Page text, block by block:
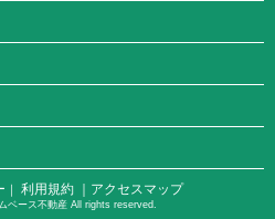
｜ 利用規約 ｜アクセスマップ
ベース不動産 All rights reserved.